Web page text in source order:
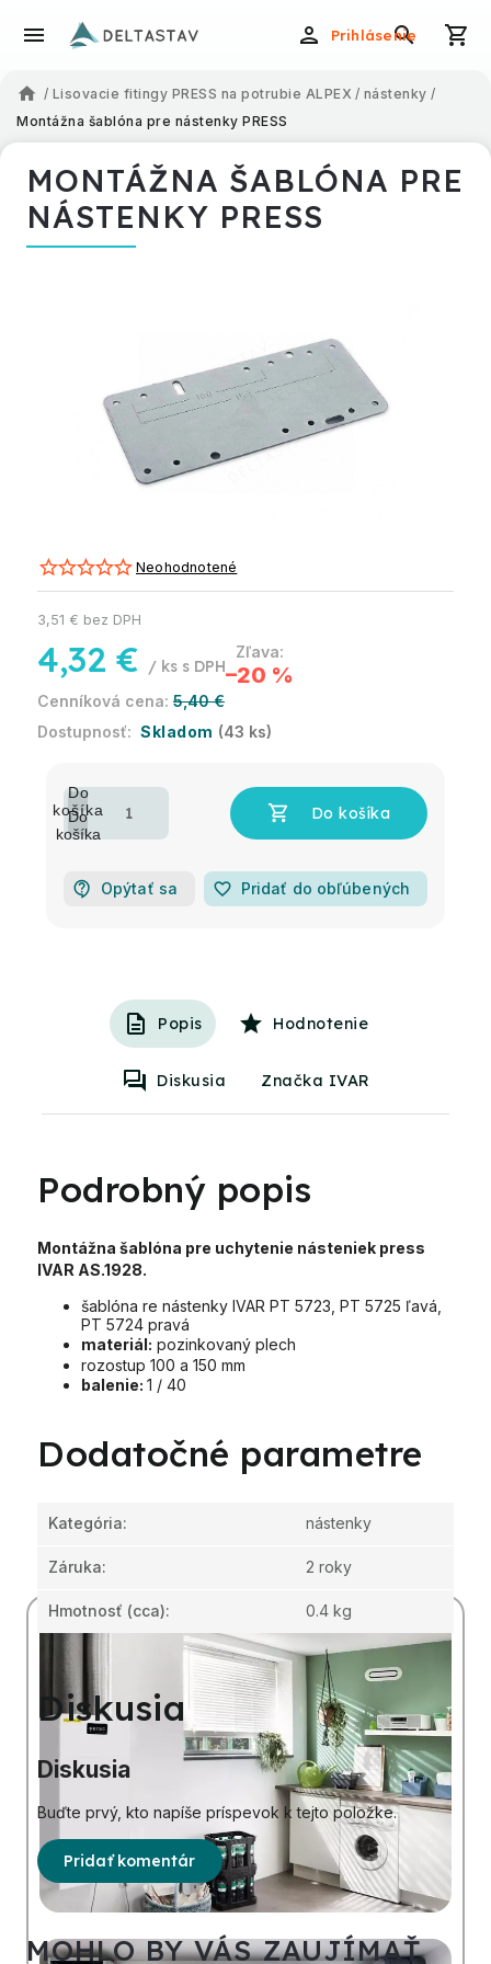
Prihlásenie
/ Lisovacie fitingy PRESS na potrubie ALPEX / nástenky /
Montážna šablóna pre nástenky PRESS
MONTÁŽNA ŠABLÓNA PRE
NÁSTENKY PRESS
Neohodnotené
5,40 €
–20 %
4,32 € / ks
3,51 € bez DPH
Skladom (43 ks)
Opýtať sa favorite_border Pridať do obľúbených
Popis Hodnotenie
Diskusia Značka IVAR
Podrobný popis
Montážna šablóna pre uchytenie násteniek press
IVAR AS.1928.
šablóna re nástenky IVAR PT 5723, PT 5725 ľavá,
PT 5724 pravá
materiál: pozinkovaný plech
rozostup 100 a 150 mm
balenie: 1 / 40
Dodatočné parametre
Kategória: nástenky
Záruka: 2 roky
Hmotnosť (cca): 0.4 kg
Diskusia
Diskusia
Buďte prvý, kto napíše príspevok k tejto položke.
Pridať komentár
MOHLO BY VÁS ZAUJÍMAŤ